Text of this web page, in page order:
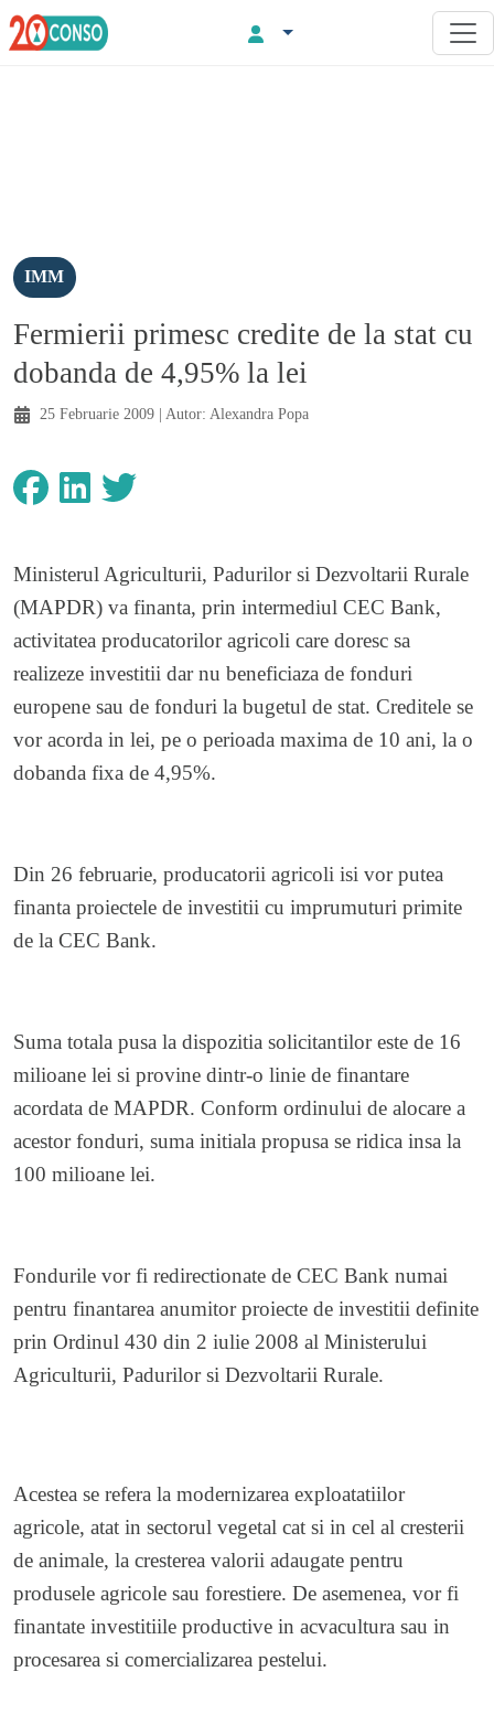
IMM
Fermierii primesc credite de la stat cu
dobanda de 4,95% la lei
25 Februarie 2009 | Autor: Alexandra Popa
Ministerul Agriculturii, Padurilor si Dezvoltarii Rurale
(MAPDR) va finanta, prin intermediul CEC Bank,
activitatea producatorilor agricoli care doresc sa
realizeze investitii dar nu beneficiaza de fonduri
europene sau de fonduri la bugetul de stat. Creditele se
vor acorda in lei, pe o perioada maxima de 10 ani, la o
dobanda fixa de 4,95%.
Din 26 februarie, producatorii agricoli isi vor putea
finanta proiectele de investitii cu imprumuturi primite
de la CEC Bank.
Suma totala pusa la dispozitia solicitantilor este de 16
milioane lei si provine dintr-o linie de finantare
acordata de MAPDR. Conform ordinului de alocare a
acestor fonduri, suma initiala propusa se ridica insa la
100 milioane lei.
Fondurile vor fi redirectionate de CEC Bank numai
pentru finantarea anumitor proiecte de investitii definite
prin Ordinul 430 din 2 iulie 2008 al Ministerului
Agriculturii, Padurilor si Dezvoltarii Rurale.
Acestea se refera la modernizarea exploatatiilor
agricole, atat in sectorul vegetal cat si in cel al cresterii
de animale, la cresterea valorii adaugate pentru
produsele agricole sau forestiere. De asemenea, vor fi
finantate investitiile productive in acvacultura sau in
procesarea si comercializarea pestelui.